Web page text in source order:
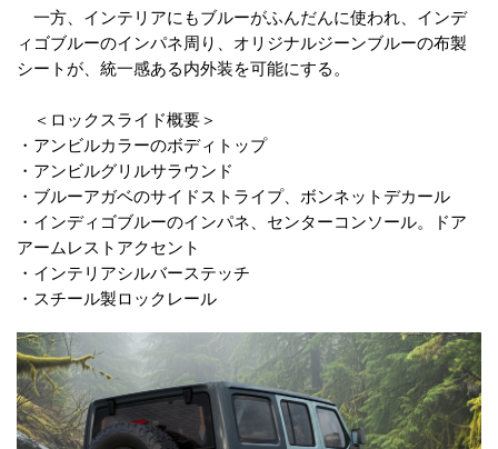
一方、インテリアにもブルーがふんだんに使われ、インデ
ィゴブルーのインパネ周り、オリジナルジーンブルーの布製
シートが、統一感ある内外装を可能にする。
＜ロックスライド概要＞
・アンビルカラーのボディトップ
・アンビルグリルサラウンド
・ブルーアガベのサイドストライプ、ボンネットデカール
・インディゴブルーのインパネ、センターコンソール。ドア
アームレストアクセント
・インテリアシルバーステッチ
・スチール製ロックレール